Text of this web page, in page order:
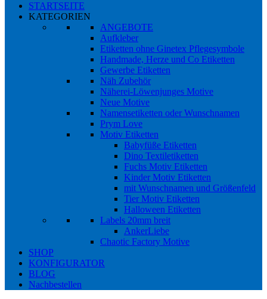
STARTSEITE
KATEGORIEN
ANGEBOTE
Aufkleber
Etiketten ohne Ginetex Pflegesymbole
Handmade, Herze und Co Etiketten
Gewerbe Etiketten
Näh Zubehör
Näherei-Löwenjunges Motive
Neue Motive
Namensetiketten oder Wunschnamen
Prym Love
Motiv Etiketten
Babyfüße Etiketten
Dino Textiletiketten
Fuchs Motiv Etiketten
Kinder Motiv Etiketten
mit Wunschnamen und Größenfeld
Tier Motiv Etiketten
Halloween Etiketten
Labels 20mm breit
AnkerLiebe
Chaotic Factory Motive
SHOP
KONFIGURATOR
BLOG
Nachbestellen